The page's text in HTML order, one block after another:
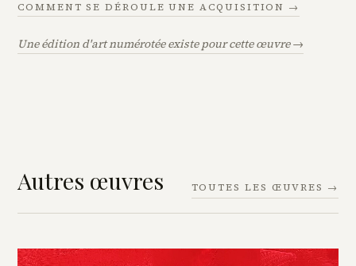
COMMENT SE DÉROULE UNE ACQUISITION →
Une édition d'art numérotée existe pour cette œuvre →
Autres œuvres TOUTES LES ŒUVRES →